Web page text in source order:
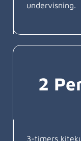
undervisning.
2
3-timers